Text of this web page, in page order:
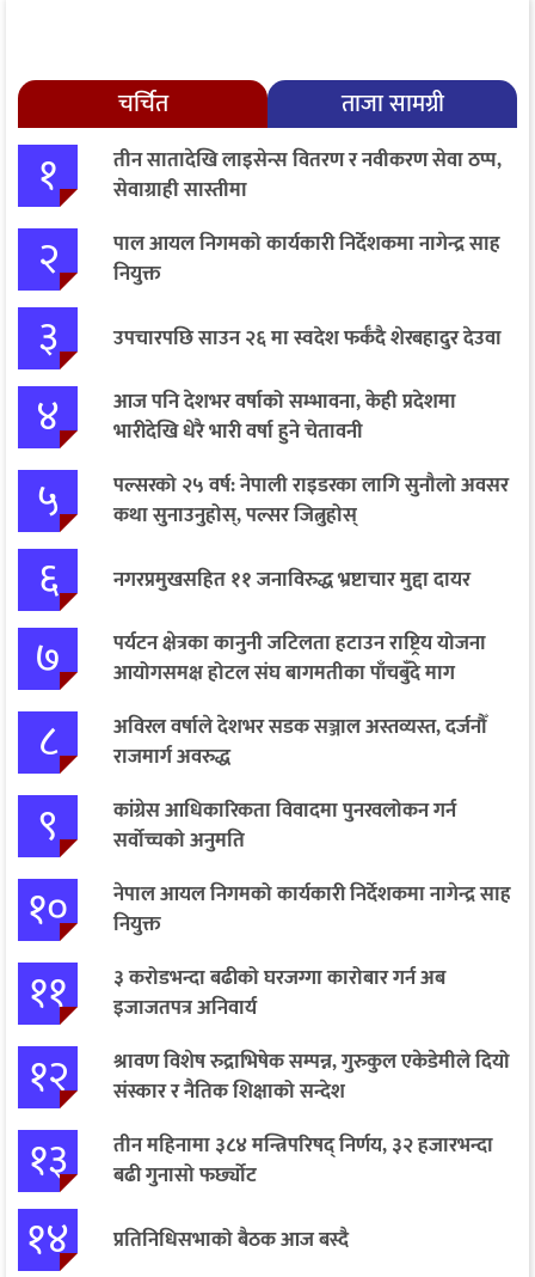
चर्चित ताजा सामग्री
१
तीन सातादेखि लाइसेन्स वितरण र नवीकरण सेवा ठप्प,
सेवाग्राही सास्तीमा
२
पाल आयल निगमको कार्यकारी निर्देशकमा नागेन्द्र साह
नियुक्त
३ उपचारपछि साउन २६ मा स्वदेश फर्कँदै शेरबहादुर देउवा
४
आज पनि देशभर वर्षाको सम्भावना, केही प्रदेशमा
भारीदेखि धेरै भारी वर्षा हुने चेतावनी
५
पल्सरको २५ वर्ष: नेपाली राइडरका लागि सुनौलो अवसर
कथा सुनाउनुहोस्, पल्सर जित्नुहोस्
६ नगरप्रमुखसहित ११ जनाविरुद्ध भ्रष्टाचार मुद्दा दायर
७
पर्यटन क्षेत्रका कानुनी जटिलता हटाउन राष्ट्रिय योजना
आयोगसमक्ष होटल संघ बागमतीका पाँचबुँदे माग
८
अविरल वर्षाले देशभर सडक सञ्जाल अस्तव्यस्त, दर्जनौँ
राजमार्ग अवरुद्ध
९
कांग्रेस आधिकारिकता विवादमा पुनरवलोकन गर्न
सर्वोच्चको अनुमति
१०
नेपाल आयल निगमको कार्यकारी निर्देशकमा नागेन्द्र साह
नियुक्त
११
३ करोडभन्दा बढीको घरजग्गा कारोबार गर्न अब
इजाजतपत्र अनिवार्य
१२
श्रावण विशेष रुद्राभिषेक सम्पन्न, गुरुकुल एकेडेमीले दियो
संस्कार र नैतिक शिक्षाको सन्देश
१३
तीन महिनामा ३८४ मन्त्रिपरिषद् निर्णय, ३२ हजारभन्दा
बढी गुनासो फर्छ्योट
१४ प्रतिनिधिसभाको बैठक आज बस्दै